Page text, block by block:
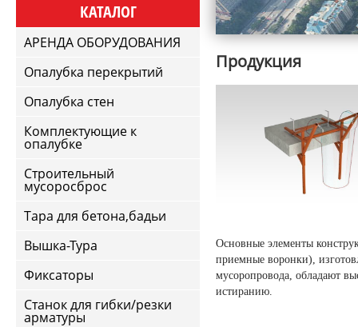
КАТАЛОГ
АРЕНДА ОБОРУДОВАНИЯ
Опалубка перекрытий
Опалубка стен
Комплектующие к
опалубке
Строительный
мусоросброс
Тара для бетона,бадьи
Вышка-Тура
Фиксаторы
Станок для гибки/резки
арматуры
Продукция
Основные элементы
приемные воронки),
мусоропровода, обладают
истиранию.